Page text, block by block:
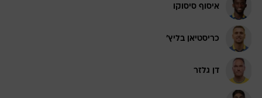
איסוף סיסוקו
כריסטיאן בליץ'
דן גלזר